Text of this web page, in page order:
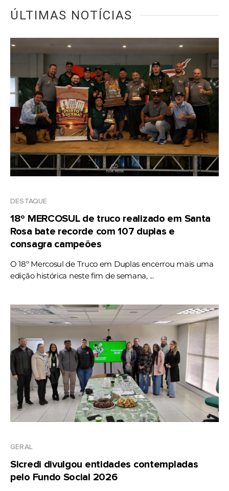
ÚLTIMAS NOTÍCIAS
DESTAQUE
18º MERCOSUL de truco realizado em Santa
Rosa bate recorde com 107 duplas e
consagra campeões
O 18º Mercosul de Truco em Duplas encerrou mais uma
edição histórica neste fim de semana, ...
GERAL
Sicredi divulgou entidades contempladas
pelo Fundo Social 2026